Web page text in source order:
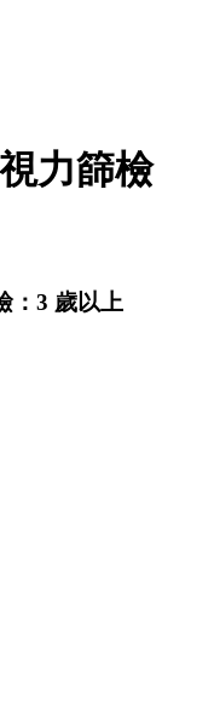
力篩檢
：3 歲以上